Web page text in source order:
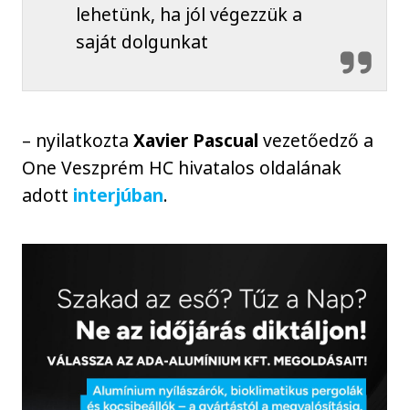
lehetünk, ha jól végezzük a
saját dolgunkat
– nyilatkoztaXavier Pascual vezetőedző a
One Veszprém HC hivatalos oldalának
adott interjúban.